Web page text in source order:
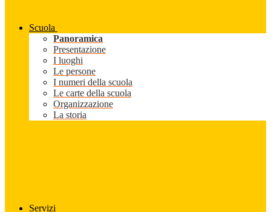
Scuola
Panoramica
Presentazione
I luoghi
Le persone
I numeri della scuola
Le carte della scuola
Organizzazione
La storia
Servizi